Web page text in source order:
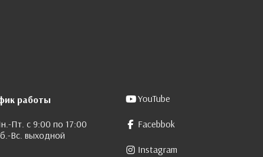
работы
Пт. с 9:00 по 17:00
Вс. выходной
YouTube
Facebbok
Instagram